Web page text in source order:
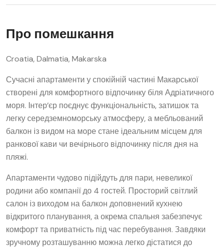
Про помешкання
Croatia, Dalmatia, Makarska
Сучасні апартаменти у спокійній частині Макарської
створені для комфортного відпочинку біля Адріатичного
моря. Інтер’єр поєднує функціональність, затишок та
легку середземноморську атмосферу, а мебльований
балкон із видом на море стане ідеальним місцем для
ранкової кави чи вечірнього відпочинку після дня на
пляжі.
Апартаменти чудово підійдуть для пари, невеликої
родини або компанії до 4 гостей. Просторий світлий
салон із виходом на балкон доповнений кухнею
відкритого планування, а окрема спальня забезпечує
комфорт та приватність під час перебування. Завдяки
зручному розташуванню можна легко дістатися до